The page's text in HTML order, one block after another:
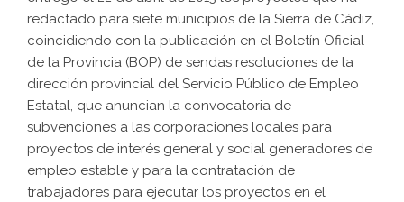
redactado para siete municipios de la Sierra de Cádiz,
coincidiendo con la publicación en el Boletín Oficial
de la Provincia (BOP) de sendas resoluciones de la
dirección provincial del Servicio Público de Empleo
Estatal, que anuncian la convocatoria de
subvenciones a las corporaciones locales para
proyectos de interés general y social generadores de
empleo estable y para la contratación de
trabajadores para ejecutar los proyectos en el